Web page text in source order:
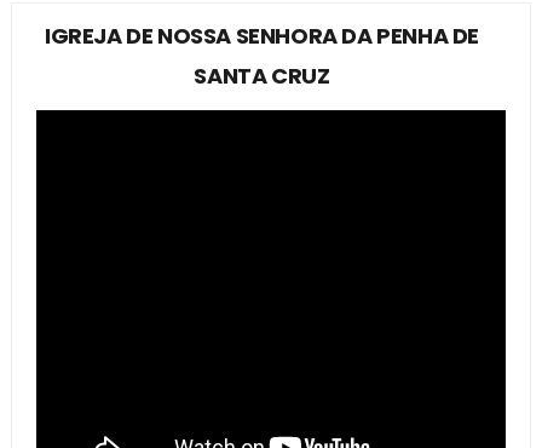
IGREJA DE NOSSA SENHORA DA PENHA DE
SANTA CRUZ